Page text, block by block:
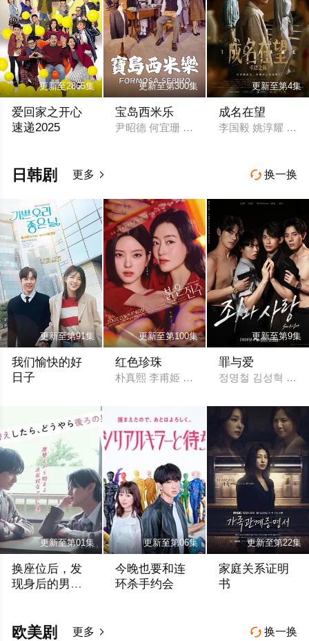
更新至2865集
爱回家之开心
速递2025
更新至第300集
宝岛西米乐
尹昭德 何宜珊 黄瑄 卢彦泽 陈文山 王盈
更新至第4集
成名在望
李国毅 姚淳耀 蔡
 换一换
日韩剧 更多 
更新至第91集
我们愉快的好
日子
更新至第100集
红色珍珠
朴真熙 李甫姫 李元宗 韩振熙 李应敬 李
更新至第9集
罪与爱
정명철 김성혁 金
更新至第01集
换座位后，发
现身后的男生
更新至第06集
今晚也要和连
环杀手约会
更新至第22集
家庭关系证明
书
 换一换
欧美剧 更多 